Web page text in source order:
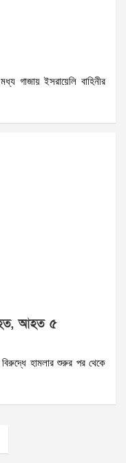
গাজায় ইসরায়েলি বাহিনীর
আহত ৫
হামলার শুরুর পর থেকে